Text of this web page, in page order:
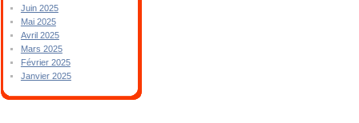
Juin 2025
Mai 2025
Avril 2025
Mars 2025
Février 2025
Janvier 2025